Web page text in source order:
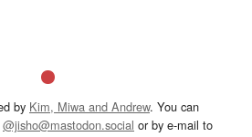
by Kim, Miwa and Andrew. You can
@jisho@mastodon.social or by e-mail to